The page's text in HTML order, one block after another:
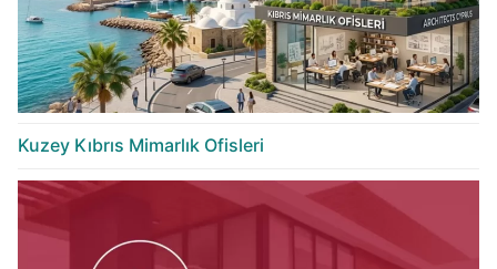
Kuzey Kıbrıs Mimarlık Ofisleri